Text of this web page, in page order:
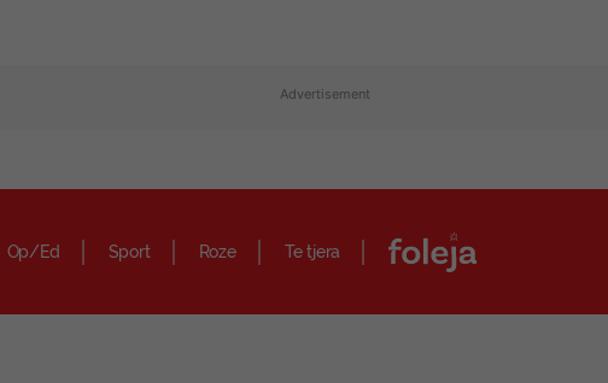
Advertisement
Op/Ed Sport Roze Te tjera